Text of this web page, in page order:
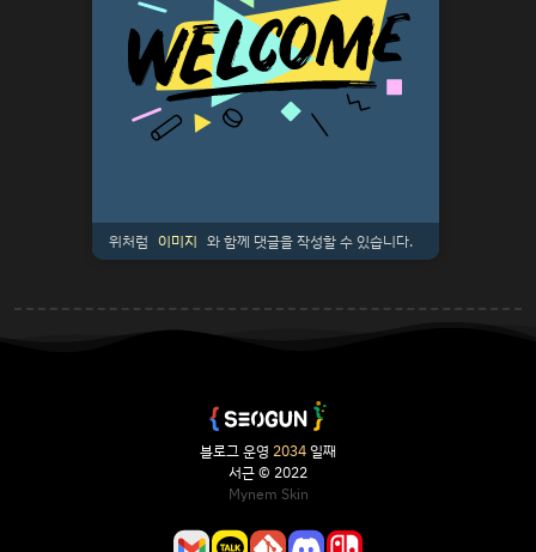
위처럼 이미지 와 함께 댓글을 작성할 수 있습니다.
블로그 운영 2034일째
서근 © 2022
Mynem Skin